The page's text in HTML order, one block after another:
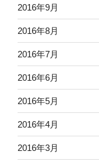
2016年9月
2016年8月
2016年7月
2016年6月
2016年5月
2016年4月
2016年3月